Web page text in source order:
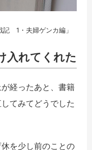
記 1・夫婦ゲンカ編」
入れてくれた
経ったあと、書籍
てみてどうでした
を少し前のことの